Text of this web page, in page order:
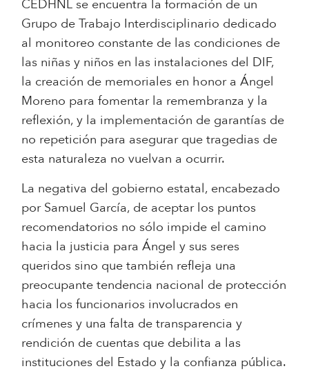
CEDHNL se encuentra la formación de un
Grupo de Trabajo Interdisciplinario dedicado
al monitoreo constante de las condiciones de
las niñas y niños en las instalaciones del DIF,
la creación de memoriales en honor a Ángel
Moreno para fomentar la remembranza y la
reflexión, y la implementación de garantías de
no repetición para asegurar que tragedias de
esta naturaleza no vuelvan a ocurrir.
La negativa del gobierno estatal, encabezado
por Samuel García, de aceptar los puntos
recomendatorios no sólo impide el camino
hacia la justicia para Ángel y sus seres
queridos sino que también refleja una
preocupante tendencia nacional de protección
hacia los funcionarios involucrados en
crímenes y una falta de transparencia y
rendición de cuentas que debilita a las
instituciones del Estado y la confianza pública.